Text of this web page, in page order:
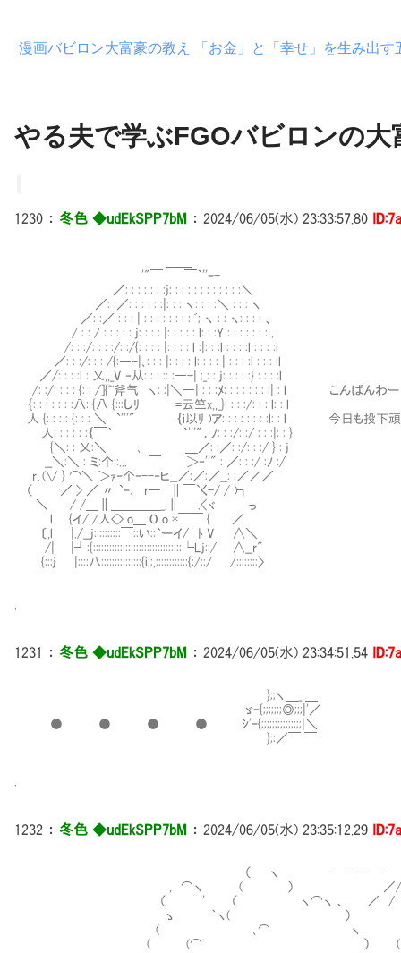
漫画バビロン大富豪の教え 「お金」と「幸せ」を生み出す
やる夫で学ぶFGOバビロンの大
1230 ： 冬色 ◆udEkSPP7bM ： 2024/06/05(水) 23:33:57.80
'"￣ ￣`''ｰ-
／: : : : : : :j: : : : : : : : : : : :＼
／: :／: : : : : :|: : : ヽ: : : :＼ : : : ヽ
／: :／ : : : | : : : : : : : : ﾞ; ヽ : : ヽ: : : : 、
/ : : / : : : : : j: : : : |: : : : : l: : :Y : : : : : : : .
/: : :/: : : :/: :/{: : : : |: : : : l :|: : :l : : : :l : : : :i
／: : :/: : : /{:―-|､: : : |: : : : l: : : : | : : : :l : : : :l
／/: : : :l : 乂,,_V ‐从: : : :: :―-| ;_: : j: : : : :} : : : :l
/: :/: : : : {: : /]{~斧气 ヽ: :|＼―| : : :ﾒ: : : : : : : :| : l こんぱんわー
｛: : : : : : :八: {八 {:::しﾘ =云竺x,,_}: : : :/: : : l: : l
人 {: : : : {: : : ＼ `'''" ｛i以ﾘ )ア: : : : : : : :l: : l 今日も投下頑張
人: : : : : :｛￣｀ `'''"．ﾉ: : :/: :/ : : :|: : }
{＼: : 乂:＼ ､ ＿／: :／: :/: : :/ } : j
__＼:＼ : ミ:个::... ￣ ＞‐''" : ／: : :/ :ﾉ :/
r､(∨ } ⌒＼ ＞ｧ‐个ｰ--‐ヒ__／:／:／__: :／／／
（ ／ > ／ 〃 `ｰ､ r― ∥￣`く-/ / )┐
＼ / /＿∥＿＿＿＿_.∥ .<ヾ っ
l {イ/ /人<> o＿ O o *￣￣ { ／
〔,l |./__j::::::::::￣::い::`ーイ/ ﾄ V ∧＼
/| |┘:{:::::::::::::::::::::::::::::::::└Lj::/ ∧__r"
{:::j |::::八:::::::::::::::{i;;,::::::::::::{:/::/ /::::::::〉
1231 ： 冬色 ◆udEkSPP7bM ： 2024/06/05(水) 23:34:51.54
};;ヽ＿_ ＿
ゞｰ{;;;;;;;◎;;;|'／
● ● ● ● ｼ'ｰ{;;;;;;;;;;;;;;;|＼
};:／￣ ￣
1232 ： 冬色 ◆udEkSPP7bM ： 2024/06/05(水) 23:35:12.29
（ ヽ ―――― ○
, ⌒ヽ ( ） ／/ |
（ ' （ ヽ⌒ヽ 、 ／ / |
ゝ ｀ヽ( ） | (⌒
( ､⌒ ヽ （
( (⌒ ） (